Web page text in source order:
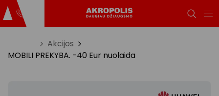
Akcijos
MOBILI PREKYBA. -40 Eur nuolaida